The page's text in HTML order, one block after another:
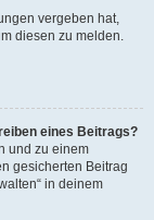
vergeben hat,
diesen zu melden.
eines Beitrags?
und zu einem
gesicherten Beitrag
in deinem